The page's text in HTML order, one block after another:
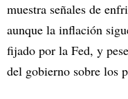
muestra señales de
aunque la inflación
fijado por la Fed, y
del gobierno sobre los